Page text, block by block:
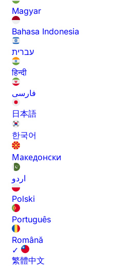
Magyar
Bahasa Indonesia
עברית
हिन्दी
فارسی
日本語
한국어
Македонски
اردو
Polski
Português
Română
✓
繁體中文